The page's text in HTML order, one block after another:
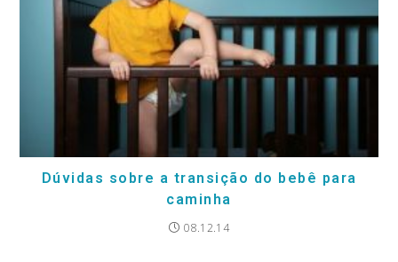
Dúvidas sobre a transição do bebê para
caminha
08.12.14